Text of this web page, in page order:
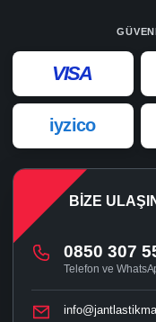
VISA
iyzico
BIZE
0850 307
Telefon ve